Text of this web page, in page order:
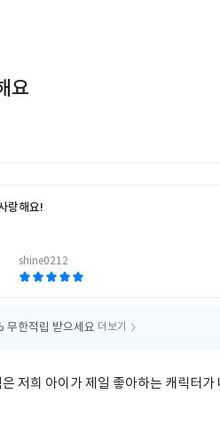
요
랑해요!
shine0212
무한적립 받으세요 더보기
저희 아이가 제일 좋아하는 캐릭터가